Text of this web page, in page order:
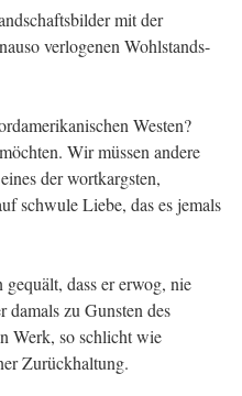
mit der
verlogenen Wohlstands-
Westen?
Wir müssen andere
der wortkargsten,
schwule Liebe, das es jemals
gequält, dass er erwog, nie
damals zu Gunsten des
Werk, so schlicht wie
Zurückhaltung.